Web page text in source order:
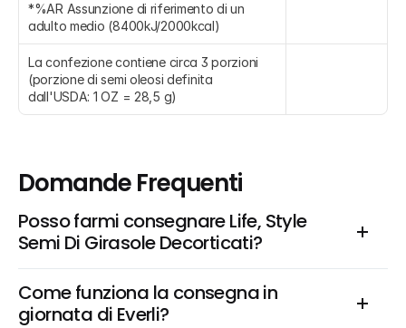
*%AR Assunzione di riferimento di un
adulto medio (8400kJ/2000kcal)
La confezione contiene circa 3 porzioni
(porzione di semi oleosi definita
dall'USDA: 1 OZ = 28,5 g)
Domande Frequenti
Posso farmi consegnare Life, Style
Semi Di Girasole Decorticati?
Come funziona la consegna in
giornata di Everli?